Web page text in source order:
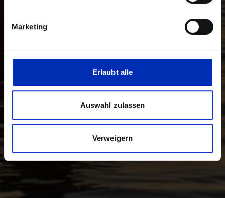
Marketing
Erlaubt alle
Auswahl zulassen
Verweigern